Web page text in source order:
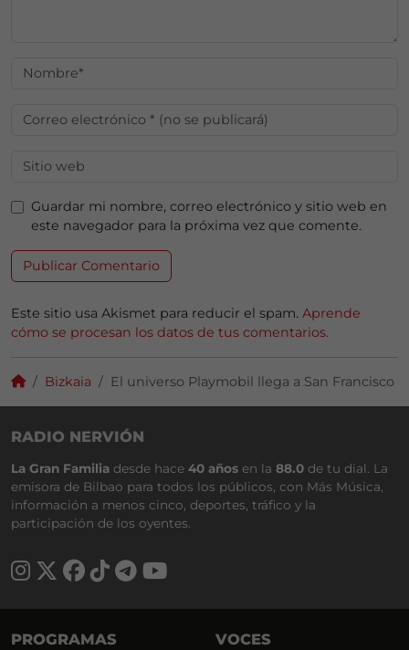
Guardar mi nombre, correo electrónico y sitio web en
este navegador para la próxima vez que comente.
Este sitio usa Akismet para reducir el spam. Aprende
cómo se procesan los datos de tus comentarios.
Bizkaia El universo Playmobil llega a San Francisco
RADIO NERVIÓN
La Gran Familia desde hace 40 años en la 88.0 de tu dial. La
emisora de Bilbao para todos los públicos, con Más Música,
información a menos cinco, deportes, tráfico y la
participación de los oyentes.
PROGRAMAS VOCES